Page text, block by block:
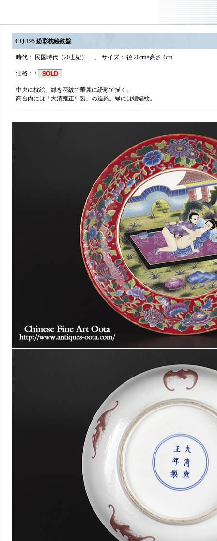
CQ-195 紛彩枕絵紋盤
時代： 民国時代（20世紀） 、 サイズ： 径 20cm×高さ 4cm
価格： \
中央に枕絵、縁を花紋で華麗に紛彩で描く。
高台内には「大清雍正年製」の追銘。縁には蝙蝠紋。